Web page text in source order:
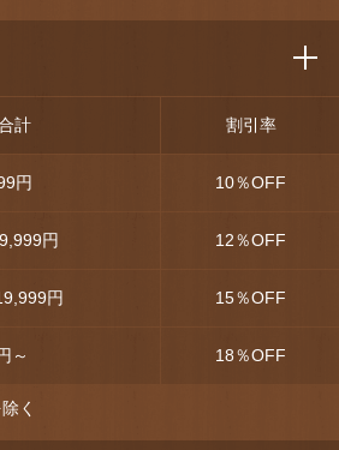
計 割引率
円 10％OFF
円 12％OFF
円 15％OFF
～ 18％OFF
く